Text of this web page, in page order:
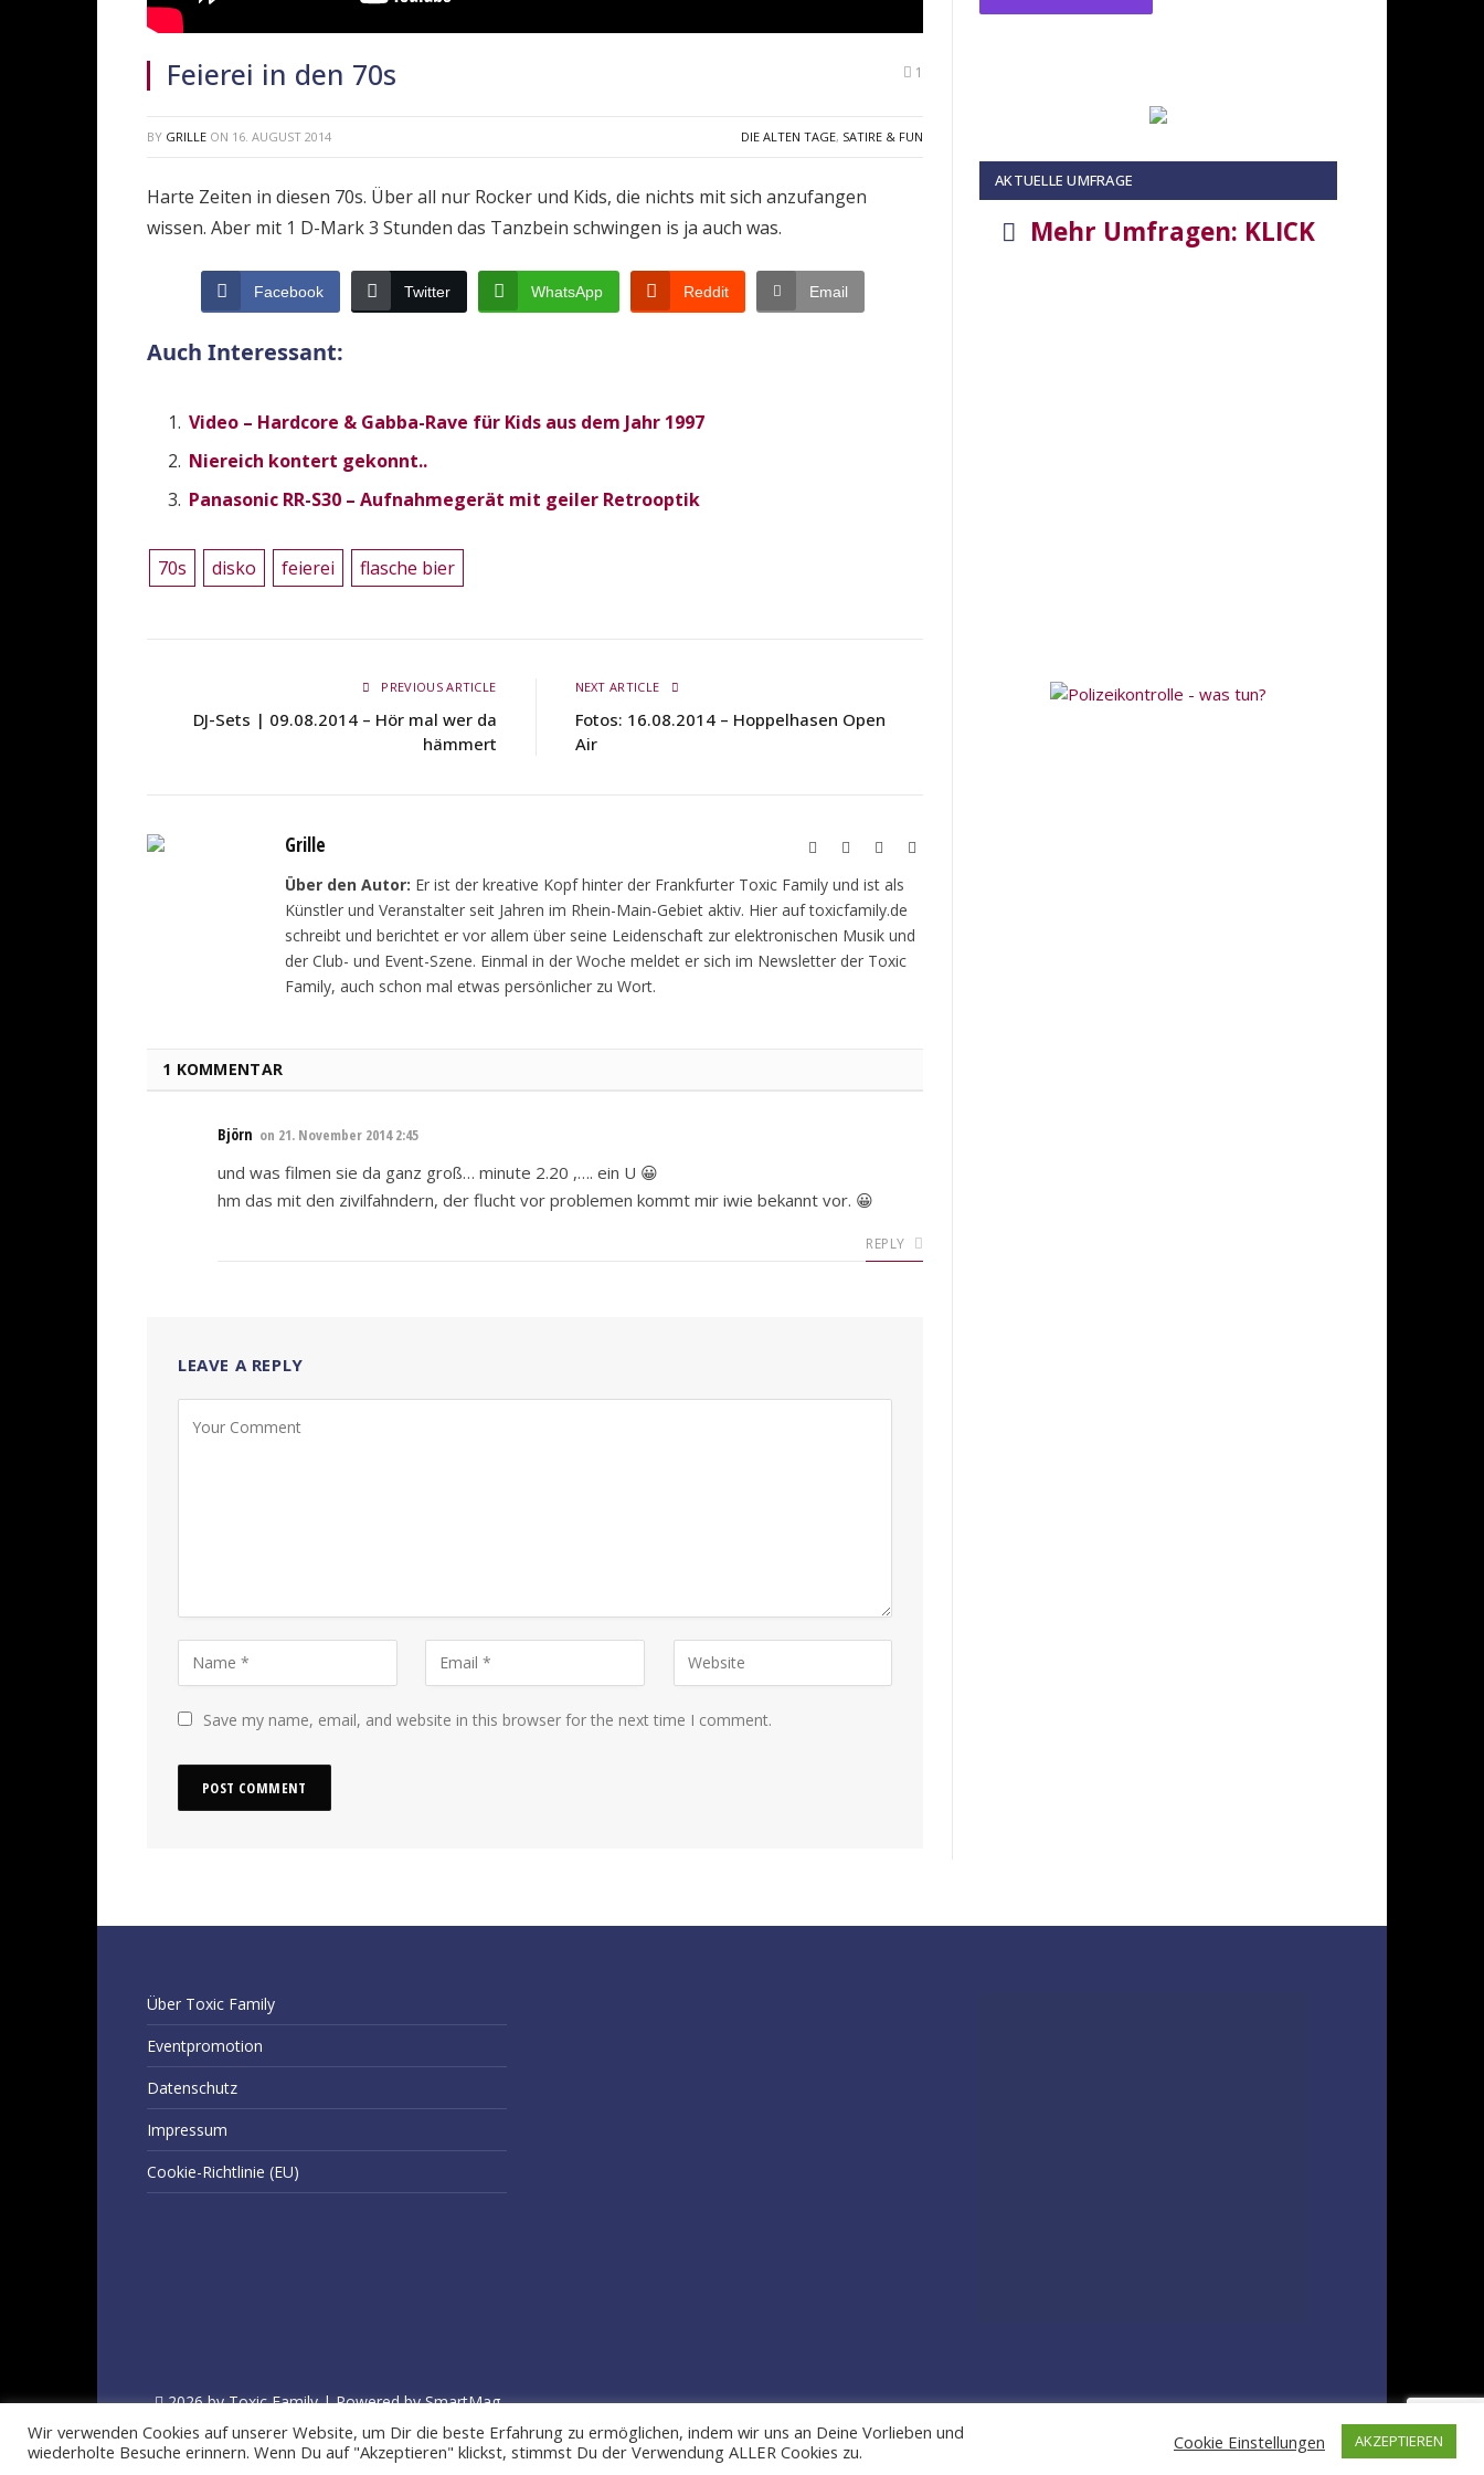
Feierei in den 70s 1
BY GRILLE ON 16. AUGUST 2014 DIE ALTEN TAGE, SATIRE & FUN
Harte Zeiten in diesen 70s. Über all nur Rocker und Kids, die nichts mit sich anzufangen
wissen. Aber mit 1 D-Mark 3 Stunden das Tanzbein schwingen is ja auch was.
Facebook Twitter WhatsApp Reddit Email
Auch Interessant:
Video – Hardcore & Gabba-Rave für Kids aus dem Jahr 1997
Niereich kontert gekonnt..
Panasonic RR-S30 – Aufnahmegerät mit geiler Retrooptik
70s disko feierei flasche bier
PREVIOUS ARTICLE
DJ-Sets | 09.08.2014 – Hör mal wer da
hämmert
NEXT ARTICLE
Fotos: 16.08.2014 – Hoppelhasen Open
Air
Grille WebsiteTwitch YouTube
Über den Autor: Er ist der kreative Kopf hinter der Frankfurter Toxic Family und ist als
Künstler und Veranstalter seit Jahren im Rhein-Main-Gebiet aktiv. Hier auf toxicfamily.de
schreibt und berichtet er vor allem über seine Leidenschaft zur elektronischen Musik und
der Club- und Event-Szene. Einmal in der Woche meldet er sich im Newsletter der Toxic
Family, auch schon mal etwas persönlicher zu Wort.
1 KOMMENTAR
Björn on 21. November 2014 2:45
und was filmen sie da ganz groß… minute 2.20 ,…. ein U 😀
hm das mit den zivilfahndern, der flucht vor problemen kommt mir iwie bekannt vor. 😀
REPLY
LEAVE A REPLY
Save my name, email, and website in this browser for the next time I comment.
AKTUELLE UMFRAGE
Mehr Umfragen: KLICK
Über Toxic Family
Eventpromotion
Datenschutz
Impressum
Cookie-Richtlinie (EU)
2026 by Toxic Family | Powered by SmartMag
Wir verwenden Cookies auf unserer Website, um Dir die beste Erfahrung zu ermöglichen, indem wir uns an Deine Vorlieben und
wiederholte Besuche erinnern. Wenn Du auf "Akzeptieren" klickst, stimmst Du der Verwendung ALLER Cookies zu.
Cookie Einstellungen AKZEPTIEREN